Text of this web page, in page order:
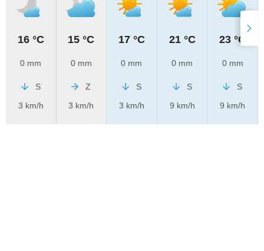
16 °C
0 mm
S
3 km/h
15 °C
0 mm
Z
3 km/h
17 °C
0 mm
S
3 km/h
21 °C
0 mm
S
9 km/h
23 °C
0 mm
S
9 km/h